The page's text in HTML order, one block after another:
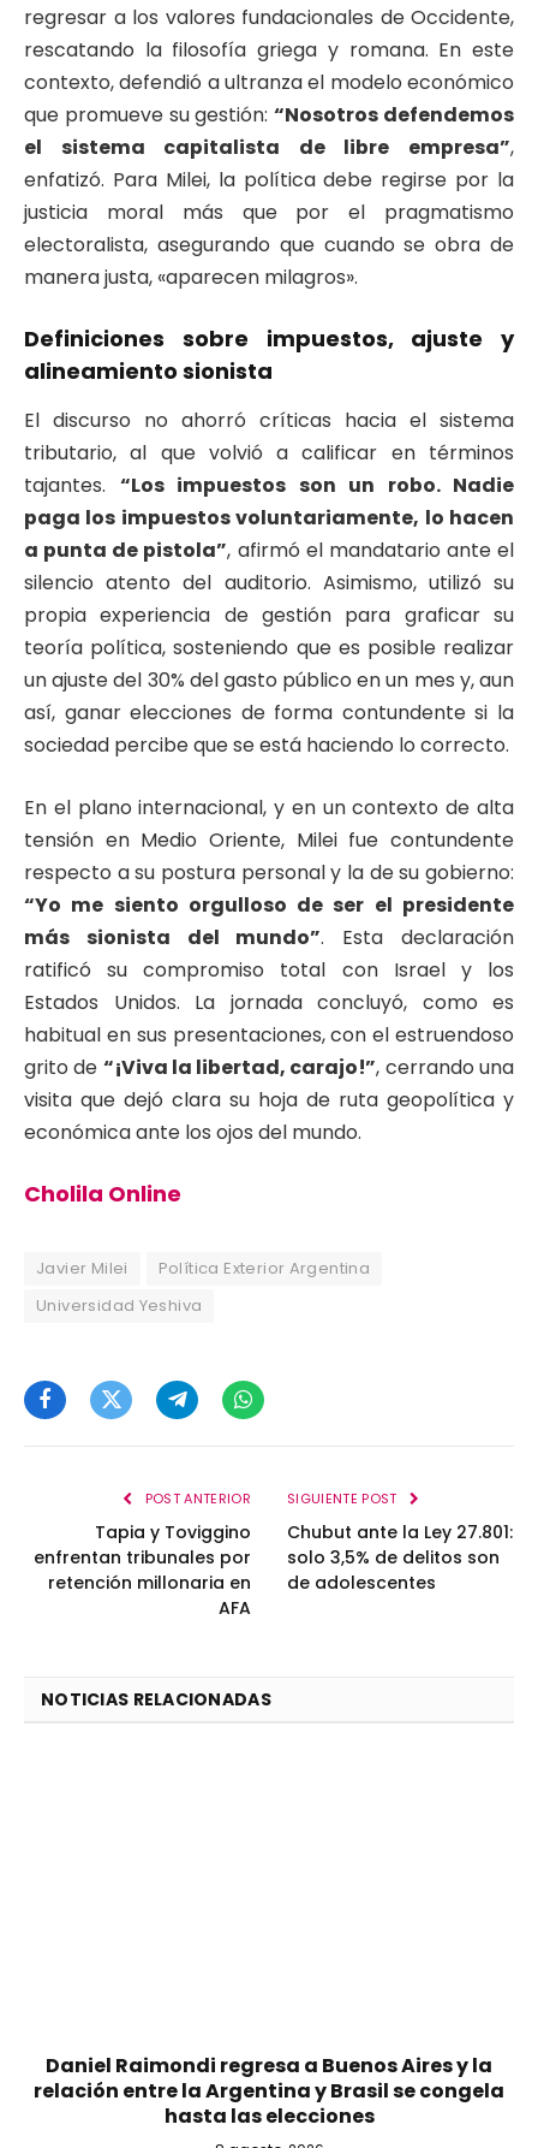
regresar a los valores fundacionales de Occidente,
rescatando la filosofía griega y romana. En este
contexto, defendió a ultranza el modelo económico
que promueve su gestión:“Nosotros defendemos
el sistema capitalista de libre empresa”,
enfatizó. Para Milei, la política debe regirse por la
justicia moral más que por el pragmatismo
electoralista, asegurando que cuando se obra de
manera justa, «aparecen milagros».
Definiciones sobre impuestos, ajuste y
alineamiento sionista
El discurso no ahorró críticas hacia el sistema
tributario, al que volvió a calificar en términos
tajantes. “Los impuestos son un robo. Nadie
paga los impuestos voluntariamente, lo hacen
a punta de pistola”, afirmó el mandatario ante el
silencio atento del auditorio. Asimismo, utilizó su
propia experiencia de gestión para graficar su
teoría política, sosteniendo que es posible realizar
un ajuste del 30% del gasto público en un mes y, aun
así, ganar elecciones de forma contundente si la
sociedad percibe que se está haciendo lo correcto.
En el plano internacional, y en un contexto de alta
tensión en Medio Oriente, Milei fue contundente
respecto a su postura personal y la de su gobierno:
“Yo me siento orgulloso de ser el presidente
más sionista del mundo”. Esta declaración
ratificó su compromiso total con Israel y los
Estados Unidos. La jornada concluyó, como es
habitual en sus presentaciones, con el estruendoso
grito de “¡Viva la libertad, carajo!”, cerrando una
visita que dejó clara su hoja de ruta geopolítica y
económica ante los ojos del mundo.
Cholila Online
Javier Milei
Política Exterior Argentina
Universidad Yeshiva
FacebookTwitterTelegramWhatsApp
POST ANTERIOR
Tapia y Toviggino
enfrentan tribunales por
retención millonaria en
AFA
SIGUIENTE POST
Chubut ante la Ley 27.801:
solo 3,5% de delitos son
de adolescentes
NOTICIAS RELACIONADAS
Daniel Raimondi regresa a Buenos Aires y la
relación entre la Argentina y Brasil se congela
hasta las elecciones